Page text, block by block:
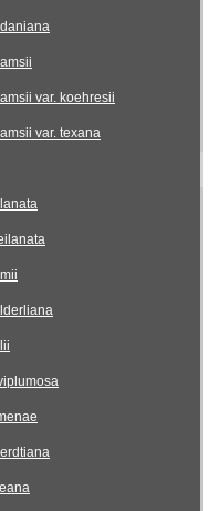
var. koehresii
var. texana